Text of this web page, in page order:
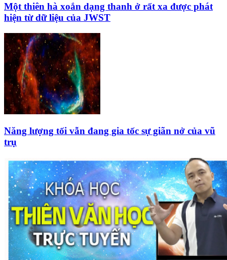
Một thiên hà xoắn dạng thanh ở rất xa được phát
hiện từ dữ liệu của JWST
Năng lượng tối vẫn đang gia tốc sự giãn nở của vũ
trụ